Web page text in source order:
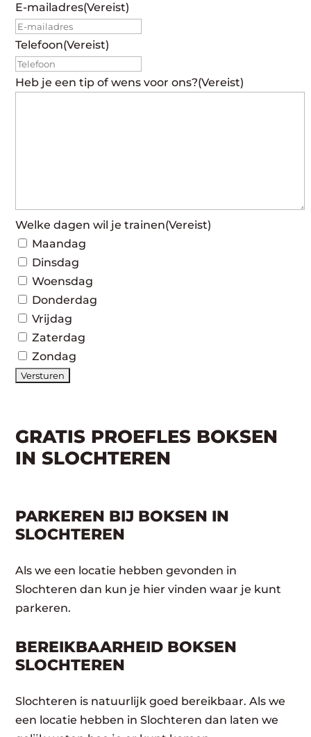
E-mailadres(Vereist)
Telefoon(Vereist)
Heb je een tip of wens voor ons?(Vereist)
Welke dagen wil je trainen(Vereist)
Maandag
Dinsdag
Woensdag
Donderdag
Vrijdag
Zaterdag
Zondag
GRATIS PROEFLES BOKSEN
IN SLOCHTEREN
PARKEREN BIJ BOKSEN IN
SLOCHTEREN
Als we een locatie hebben gevonden in
Slochteren dan kun je hier vinden waar je kunt
parkeren.
BEREIKBAARHEID BOKSEN
SLOCHTEREN
Slochteren is natuurlijk goed bereikbaar. Als we
een locatie hebben in Slochteren dan laten we